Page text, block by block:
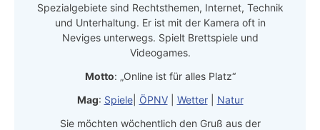
Spezialgebiete sind Rechtsthemen, Internet, Technik
und Unterhaltung. Er ist mit der Kamera oft in
Neviges unterwegs. Spielt Brettspiele und
Videogames.
Motto: „Online ist für alles Platz“
Mag: Spiele| ÖPNV| Wetter| Natur
Sie möchten wöchentlich den Gruß aus der